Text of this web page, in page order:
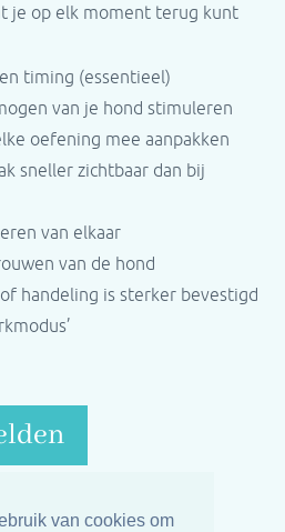
van cookies om
je op elk moment terug kunt
timing (essentieel)
van je hond stimuleren
oefening mee aanpakken
sneller zichtbaar dan bij
van elkaar
van de hond
handeling is sterker bevestigd